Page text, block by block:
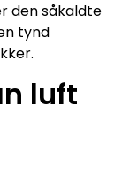
den såkaldte
tynd
luft